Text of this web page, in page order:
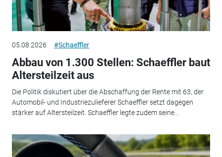
05.08.2026 #Schaeffler
Abbau von 1.300 Stellen: Schaeffler baut
Altersteilzeit aus
Die Politik diskutiert über die Abschaffung der Rente mit 63, der
Automobil- und Industriezulieferer Schaeffler setzt dagegen
stärker auf Altersteilzeit. Schaeffler legte zudem seine...